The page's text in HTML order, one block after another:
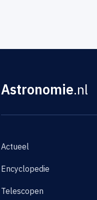
Astronomie.nl
Actueel
Encyclopedie
Telescopen